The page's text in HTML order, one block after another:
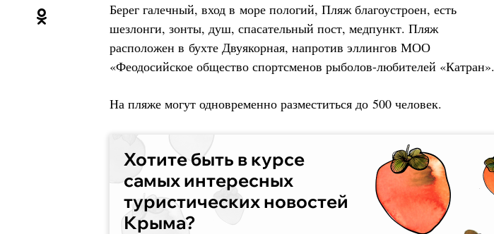
Берег галечный, вход в море пологий, Пляж благоустроен, есть
шезлонги, зонты, душ, спасательный пост, медпункт. Пляж
расположен в бухте Двуякорная, напротив эллингов МОО
«Феодосийское общество спортсменов рыболов-любителей «Катран».
На пляже могут одновременно разместиться до 500 человек.
Хотите быть в курсе
самых интересных
туристических новостей
Крыма?